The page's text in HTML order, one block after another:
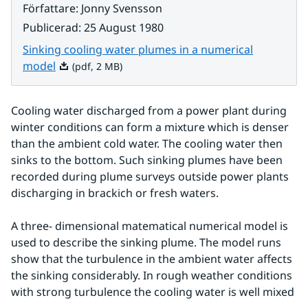
Författare: Jonny Svensson
Publicerad: 25 August 1980
Sinking cooling water plumes in a numerical
model Pdf, 2 MB.
(pdf, 2 MB)
Cooling water discharged from a power plant during
winter conditions can form a mixture which is denser
than the ambient cold water. The cooling water then
sinks to the bottom. Such sinking plumes have been
recorded during plume surveys outside power plants
discharging in brackich or fresh waters.
A three- dimensional matematical numerical model is
used to describe the sinking plume. The model runs
show that the turbulence in the ambient water affects
the sinking considerably. In rough weather conditions
with strong turbulence the cooling water is well mixed